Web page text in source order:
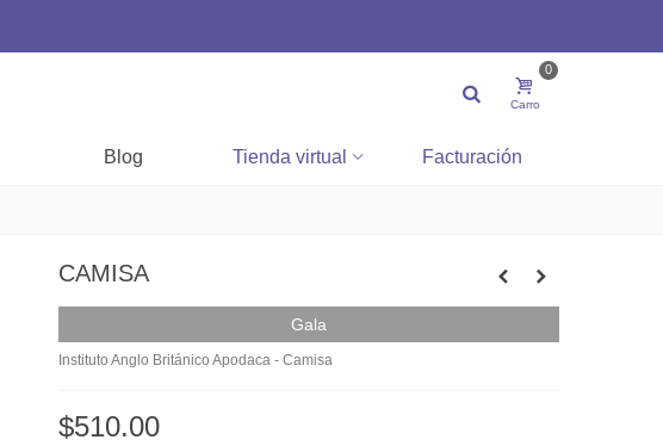
Carro
0
Blog Tienda virtual Facturación
CAMISA
Gala
Instituto Anglo Británico Apodaca - Camisa
$510.00